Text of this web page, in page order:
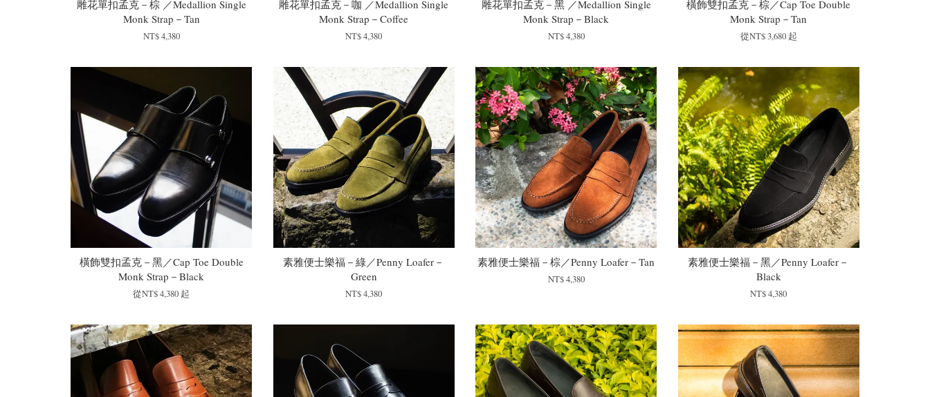
雕花單扣孟克－棕 ／Medallion Single
Monk Strap－Tan
NT$ 4,380
雕花單扣孟克－咖 ／Medallion Single
Monk Strap－Coffee
NT$ 4,380
雕花單扣孟克－黑 ／Medallion Single
Monk Strap－Black
NT$ 4,380
橫飾雙扣孟克－棕／Cap Toe Double
Monk Strap－Tan
從NT$ 3,680 起
橫飾雙扣孟克－黑／Cap Toe Double
Monk Strap－Black
從NT$ 4,380 起
素雅便士樂福－綠／Penny Loafer－
Green
NT$ 4,380
素雅便士樂福－棕／Penny Loafer－Tan
NT$ 4,380
素雅便士樂福－黑／Penny Loafer－
Black
NT$ 4,380